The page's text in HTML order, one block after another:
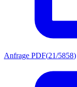
Anfrage PDF(21/5858)